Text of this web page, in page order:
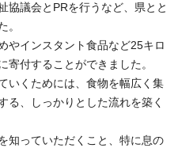
協議会とPRを行うなど、県とと
。
やインスタント食品など25キロ
寄付することができました。
いくためには、食物を幅広く集
る、しっかりとした流れを築く
知っていただくこと、特に息の